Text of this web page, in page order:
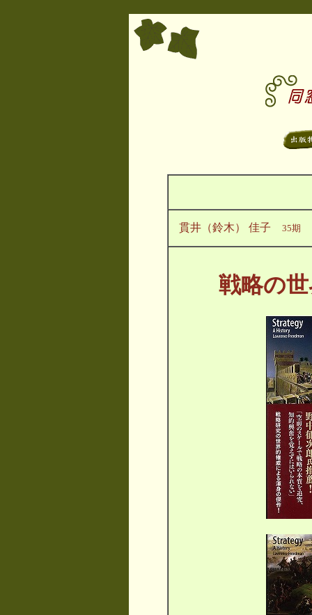
貫井（鈴木） 佳子 35期
戦略の